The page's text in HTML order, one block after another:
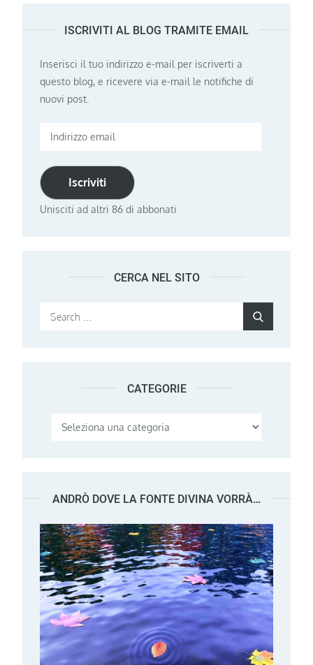
ISCRIVITI AL BLOG TRAMITE EMAIL
Inserisci il tuo indirizzo e-mail per iscriverti a
questo blog, e ricevere via e-mail le notifiche di
nuovi post.
Indirizzo
Iscriviti
Unisciti ad altri 86 di abbonati
CERCA NEL SITO
Search
CATEGORIE
Categorie
ANDRÒ DOVE LA FONTE DIVINA VORRÀ…